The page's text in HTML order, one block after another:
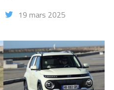
19 mars 2025